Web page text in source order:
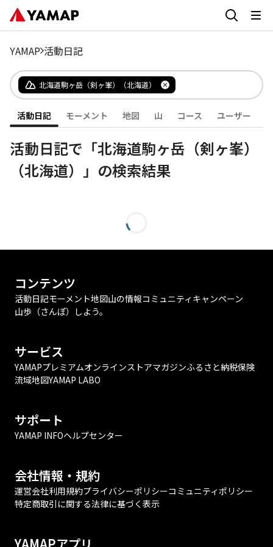
YAMAP 活動日記
北海道駒ヶ岳（剣ヶ峯）（北海道）
活動日記 モーメント 地図 山 コース ユーザー
活動日記で「北海道駒ヶ岳（剣ヶ峯）
（北海道）」の検索結果
コンテンツ
活動日記モーメント地図山の情報コミュニティ キャンペーン
山歩（さんぽ）しよう。
サービス
YAMAPプレミアムオンラインストアマガジンふるさと納税保険
流域地図YAMAP LABO
サポート
YAMAP INFOヘルプセンター
会社情報・規約
運営会社利用規約プライバシーポリシーコミュニティポリシー
特定商取引に関する法律に基づく表示